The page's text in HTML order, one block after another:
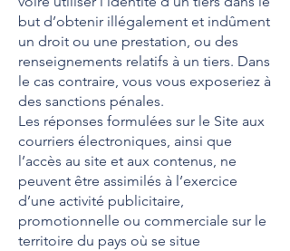
but d’obtenir illégalement et indûment
un droit ou une prestation, ou des
renseignements relatifs à un tiers. Dans
le cas contraire, vous vous exposeriez à
des sanctions pénales.
Les réponses formulées sur le Site aux
courriers électroniques, ainsi que
l’accès au site et aux contenus, ne
peuvent être assimilés à l’exercice
d’une activité publicitaire,
promotionnelle ou commerciale sur le
territoire du pays où se situe